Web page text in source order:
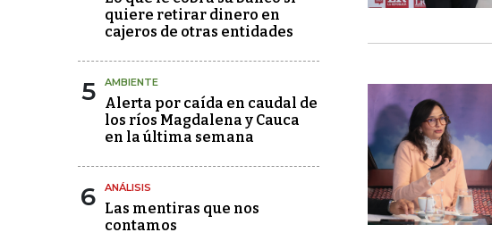
quiere retirar dinero en
cajeros de otras entidades
5 AMBIENTE
Alerta por caída en caudal de
los ríos Magdalena y Cauca
en la última semana
6 ANÁLISIS
Las mentiras que nos
contamos